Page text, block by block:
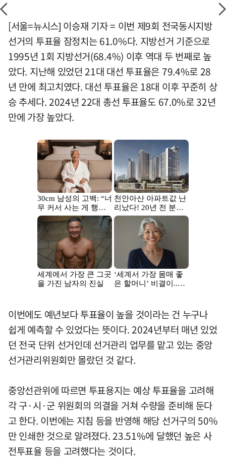
[서울=뉴시스] 이승재 기자 = 이번 제9회 전국동시지방
선거의 투표율 잠정치는 61.0%다. 지방선거 기준으로
1995년 1회 지방선거(68.4%) 이후 역대 두 번째로 높
았다. 지난해 있었던 21대 대선 투표율은 79.4%로 28
년 만에 최고치였다. 대선 투표율은 18대 이후 꾸준히 상
승 추세다. 2024년 22대 총선 투표율도 67.0%로 32년
만에 가장 높았다.
이번에도 예년보다 투표율이 높을 것이라는 건 누구나
쉽게 예측할 수 있었다는 뜻이다. 2024년부터 매년 있었
던 전국 단위 선거인데 선거관리 업무를 맡고 있는 중앙
선거관리위원회만 몰랐던 것 같다.
중앙선관위에 따르면 투표용지는 예상 투표율을 고려해
각 구·시·군 위원회의 의결을 거쳐 수량을 준비해 둔다
고 한다. 이번에는 지침 등을 반영해 해당 선거구의 50%
만 인쇄한 것으로 알려졌다. 23.51%에 달했던 높은 사
전투표율 등을 고려했다는 것이다.